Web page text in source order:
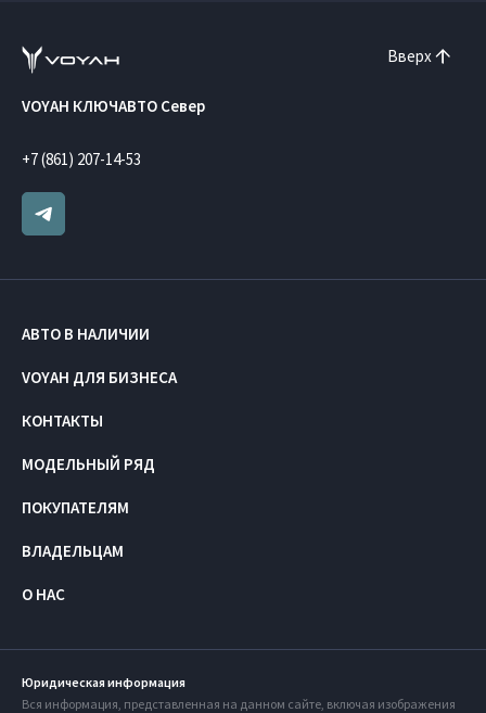
Вверх
VOYAH КЛЮЧАВТО Север
+7 (861) 207-14-53
АВТО В НАЛИЧИИ
VOYAH ДЛЯ БИЗНЕСА
КОНТАКТЫ
МОДЕЛЬНЫЙ РЯД
ПОКУПАТЕЛЯМ
ВЛАДЕЛЬЦАМ
О НАС
Юридическая информация
Вся информация, представленная на данном сайте, включая изображения